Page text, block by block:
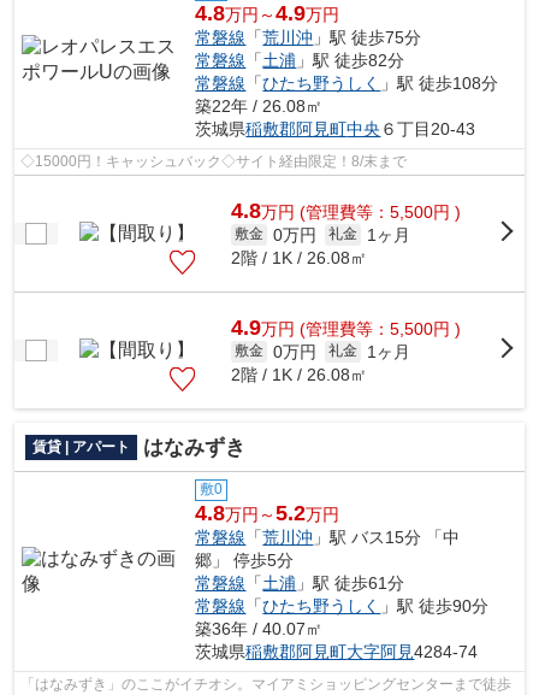
4.8万円～4.9万円
常磐線 「荒川沖 」駅 徒歩75分
常磐線 「土浦 」駅 徒歩82分
常磐線 「ひたち野うしく
」駅 徒歩108分
築22年 / 26.08㎡
茨城県稲敷郡阿見町中央 ６丁目20-43
◇15000円！キャッシュバック◇サイト経由限定！8/末まで
4.8万円 (管理費等：5,500円 )
敷金 0万円 礼金
1ヶ月
2階 / 1K / 26.08㎡
4.9万円 (管理費等：5,500円 )
敷金 0万円 礼金
1ヶ月
2階 / 1K / 26.08㎡
賃貸 | アパート はなみずき
敷0
4.8万円～5.2万円
常磐線 「荒川沖 」駅 バス15分 「中
郷」 停歩5分
常磐線 「土浦 」駅 徒歩61分
常磐線 「ひたち野うしく
」駅 徒歩90分
築36年 / 40.07㎡
茨城県稲敷郡阿見町大字阿見4284-74
「はなみずき」のここがイチオシ。マイアミショッピングセンターまで徒歩